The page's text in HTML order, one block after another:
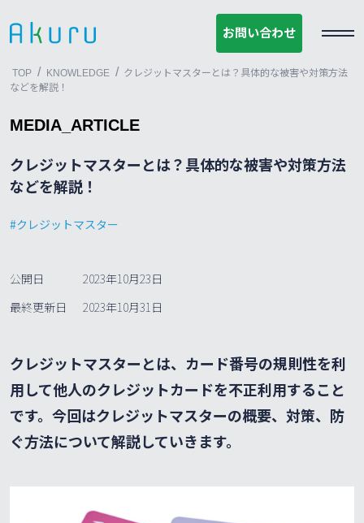
お問い合わせ
お問い合わせ
TOP / KNOWLEDGE / クレジットマスターとは？具体的な被害や対策方法
などを解説！
MEDIA_ARTICLE
クレジットマスターとは？具体的な被害や対策方法
などを解説！
クレジットマスター
公開日
2023年10月23日
最終更新日
2023年10月31日
クレジットマスターとは、カード番号の規則性を利
用して他人のクレジットカードを不正利用すること
です。今回はクレジットマスターの概要、対策、防
ぐ方法について解説していきます。